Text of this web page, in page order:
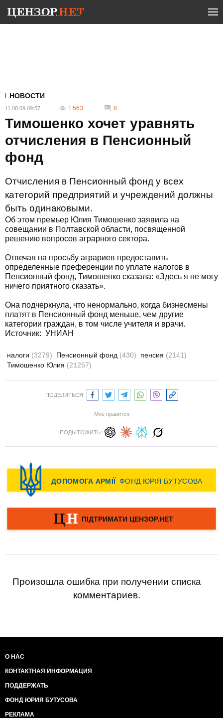
НОВОСТИ
11.08.09 09:57 1 563 8
Тимошенко хочет уравнять
отчисления в Пенсионный
фонд
Отчисления в Пенсионный фонд у всех
категорий предприятий и учреждений должны
быть одинаковыми.
Об этом премьер Юлия Тимошенко заявила на
совещании в Полтавской области, посвященной
решению вопросов аграрного сектора.
Отвечая на просьбу аграриев предоставить
определенные преференции по уплате налогов в
Пенсионный фонд, Тимошенко сказала: «Здесь я не могу
ничего приятного сказать».
Она подчеркнула, что ненормально, когда бизнесмены
платят в Пенсионный фонд меньше, чем другие
категории граждан, в том числе учителя и врачи.
Источник: УНИАН
налоги (3279) Пенсионный фонд (430) пенсия (2141)
Тимошенко Юлия (21257)
ПОДЕЛИТЬСЯ:
Мне нравится
ПОДЫТОЖИТЬ:
Произошла ошибка при получении списка
комментариев.
О НАС
КОНТАКТНАЯ ИНФОРМАЦИЯ
ПОДДЕРЖАТЬ
ФОНД ЮРИЯ БУТУСОВА
РЕКЛАМА